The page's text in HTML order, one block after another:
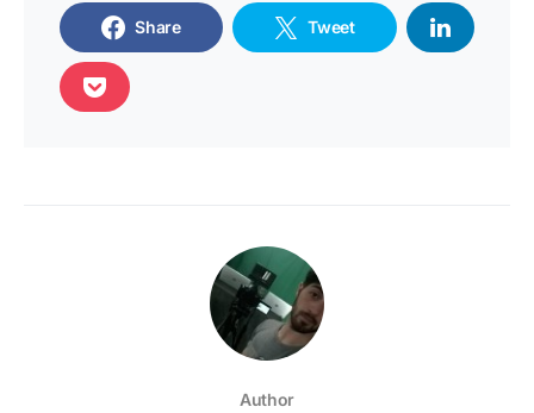
Share Tweet
Author